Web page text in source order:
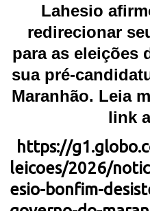
Lahesio
redirecionar
para as eleições
sua pré-
Maranhão. Leia
link
https://
leicoes/2026/
esio-bonfim-